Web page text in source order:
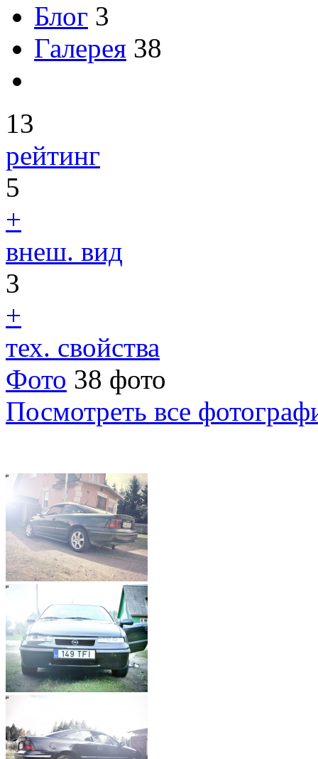
Блог 3
Галерея 38
13
рейтинг
5
+
внеш. вид
3
+
тех. свойства
Фото 38 фото
Посмотреть все